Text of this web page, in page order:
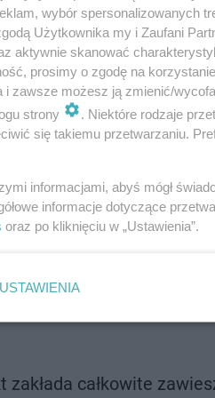
m.in. czasowo zawiesić
i koksu. Jak podkreśla
od instytucji
formalnych
społecznej do 19 stycznia
zakłada całkowite
wybór spersonalizowanych
Użytkownika my i Zaufani
aktywnie skanować
prosimy o zgodę na
i zawsze możesz ją zmienić/
strony
. Niektóre rodzaje
się takiemu przetwarzaniu.
informacjami, abyś mógł
informacje dotyczące
oraz po kliknięciu w „Ustawienia”.
USTAWIENIA